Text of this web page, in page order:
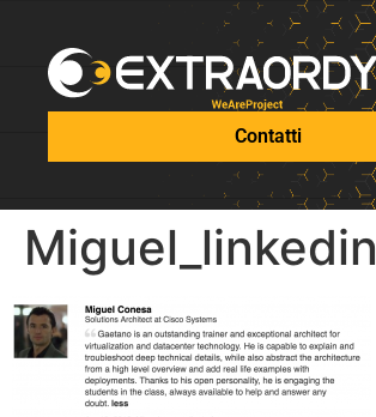
Contatti
Miguel_linkedin